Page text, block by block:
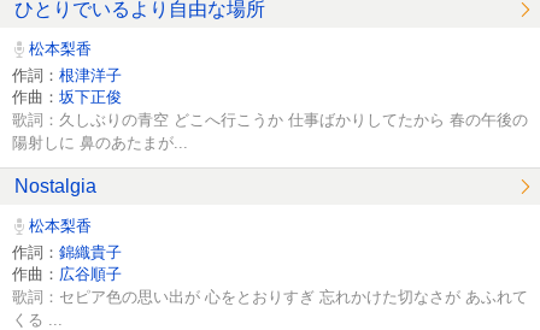
ひとりでいるより自由な場所
松本梨香
作詞： 根津洋子
作曲： 坂下正俊
歌詞：久しぶりの青空 どこへ行こうか 仕事ばかりしてたから 春の午後の
陽射しに 鼻のあたまが...
Nostalgia
松本梨香
作詞： 錦織貴子
作曲： 広谷順子
歌詞：セピア色の思い出が 心をとおりすぎ 忘れかけた切なさが あふれて
くる ...